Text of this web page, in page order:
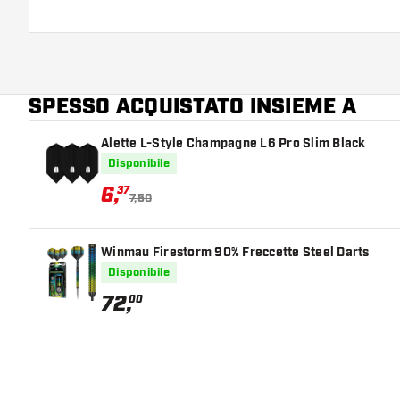
SPESSO ACQUISTATO INSIEME A
Alette L-Style Champagne L6 Pro Slim Black
Disponibile
6,37
7,50
Winmau Firestorm 90% Freccette Steel Darts
Disponibile
72,00